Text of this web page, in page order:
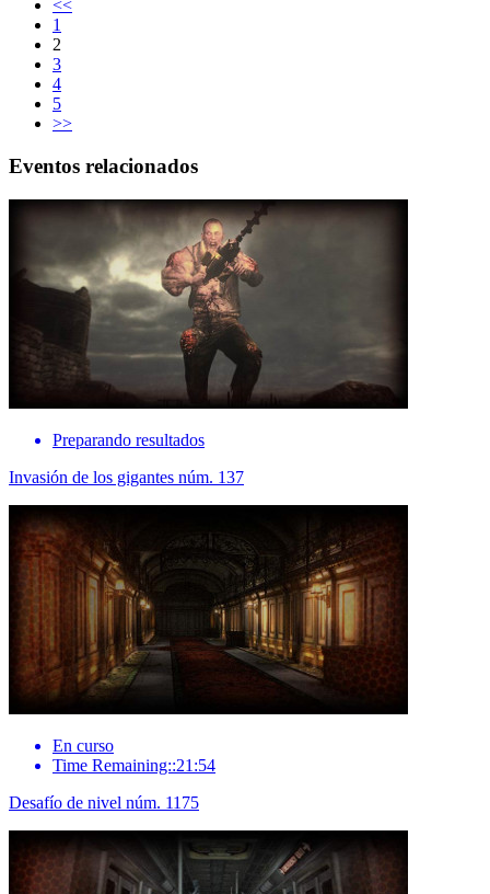
<<
1
2
3
4
5
>>
Eventos relacionados
Preparando resultados
Invasión de los gigantes núm. 137
En curso
Time Remaining::21:54
Desafío de nivel núm. 1175